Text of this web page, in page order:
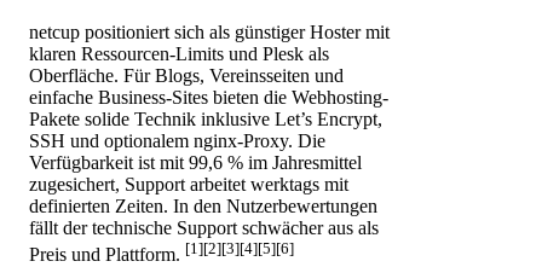
netcup positioniert sich als günstiger Hoster mit
klaren Ressourcen-Limits und Plesk als
Oberfläche. Für Blogs, Vereinsseiten und
einfache Business-Sites bieten die Webhosting-
Pakete solide Technik inklusive Let’s Encrypt,
SSH und optionalem nginx-Proxy. Die
Verfügbarkeit ist mit 99,6 % im Jahresmittel
zugesichert, Support arbeitet werktags mit
definierten Zeiten. In den Nutzerbewertungen
fällt der technische Support schwächer aus als
Preis und Plattform. [1][2][3][4][5][6]